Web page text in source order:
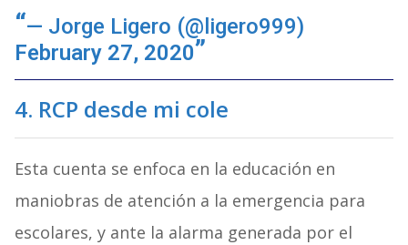
— Jorge Ligero (@ligero999)
February 27, 2020
4. RCP desde mi cole
Esta cuenta se enfoca en la educación en
maniobras de atención a la emergencia para
escolares, y ante la alarma generada por el